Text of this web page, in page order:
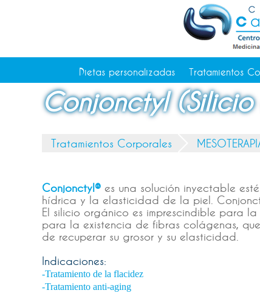
Dietas personalizadas Tratamientos
Consejos de salud
Conjonctyl
Tratamientos Corporales
Conjonctyl® es una solución inyectable
hídrica y la elasticidad de la piel.
El silicio orgánico es imprescindible para
para la existencia de fibras colágenas,
de recuperar su grosor y su elasticidad.
Indicaciones:
-Tratamiento de la flacidez
-Tratamiento anti-aging